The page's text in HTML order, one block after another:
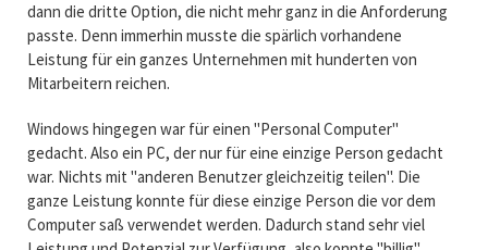
dann die dritte Option, die nicht mehr ganz in die Anforderung
passte. Denn immerhin musste die spärlich vorhandene
Leistung für ein ganzes Unternehmen mit hunderten von
Mitarbeitern reichen.
Windows hingegen war für einen "Personal Computer"
gedacht. Also ein PC, der nur für eine einzige Person gedacht
war. Nichts mit "anderen Benutzer gleichzeitig teilen". Die
ganze Leistung konnte für diese einzige Person die vor dem
Computer saß verwendet werden. Dadurch stand sehr viel